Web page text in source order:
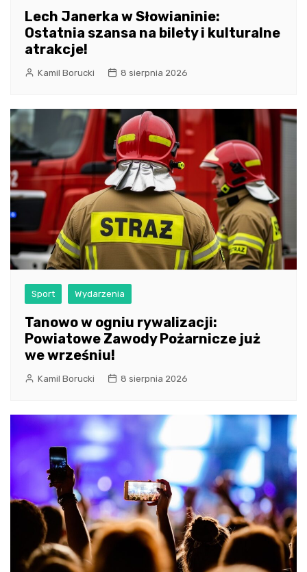
Lech Janerka w Słowianinie:
Ostatnia szansa na bilety i kulturalne
atrakcje!
Kamil Borucki 8 sierpnia 2026
Sport Wydarzenia
Tanowo w ogniu rywalizacji:
Powiatowe Zawody Pożarnicze już
we wrześniu!
Kamil Borucki 8 sierpnia 2026